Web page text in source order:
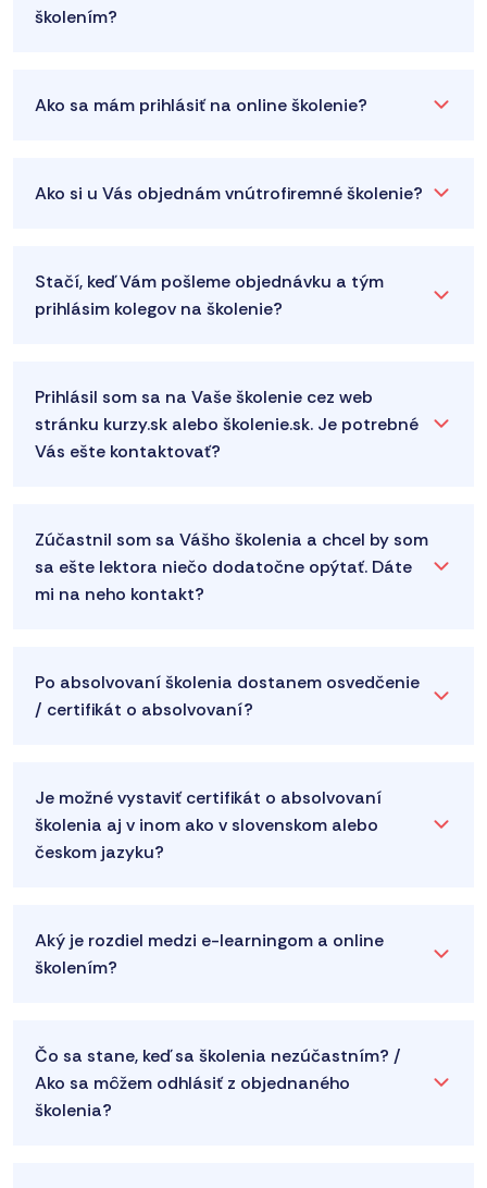
školením?
Ako sa mám prihlásiť na online školenie?
Ako si u Vás objednám vnútrofiremné školenie?
Stačí, keď Vám pošleme objednávku a tým
prihlásim kolegov na školenie?
Prihlásil som sa na Vaše školenie cez web
stránku kurzy.sk alebo školenie.sk. Je potrebné
Vás ešte kontaktovať?
Zúčastnil som sa Vášho školenia a chcel by som
sa ešte lektora niečo dodatočne opýtať. Dáte
mi na neho kontakt?
Po absolvovaní školenia dostanem osvedčenie
/ certifikát o absolvovaní?
Je možné vystaviť certifikát o absolvovaní
školenia aj v inom ako v slovenskom alebo
českom jazyku?
Aký je rozdiel medzi e-learningom a online
školením?
Čo sa stane, keď sa školenia nezúčastním? /
Ako sa môžem odhlásiť z objednaného
školenia?